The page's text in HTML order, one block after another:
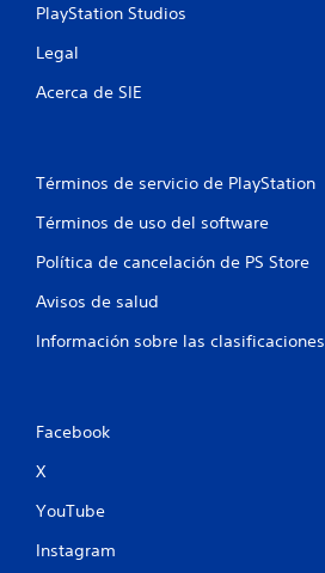
PlayStation Studios
Legal
Acerca de SIE
Términos de servicio de PlayStation
Términos de uso del software
Política de cancelación de PS Store
Avisos de salud
Información sobre las clasificaciones
Facebook
X
YouTube
Instagram